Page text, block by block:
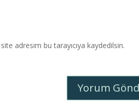
adresim bu tarayıcıya kaydedilsin.